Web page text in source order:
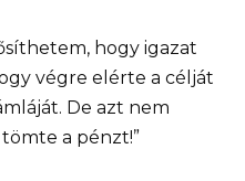
hogy igazat
végre elérte a célját
De azt nem
a pénzt!”